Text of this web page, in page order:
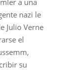
a una
nazi le
Julio Verne
el
su